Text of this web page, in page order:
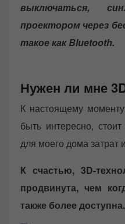
выключаться,
проектором через
такое как Bluetooth.
Нужен ли мне
К настоящему
быть интересно,
для моего дома затрат
К счастью, 3D-
продвинута, чем
также более доступна.